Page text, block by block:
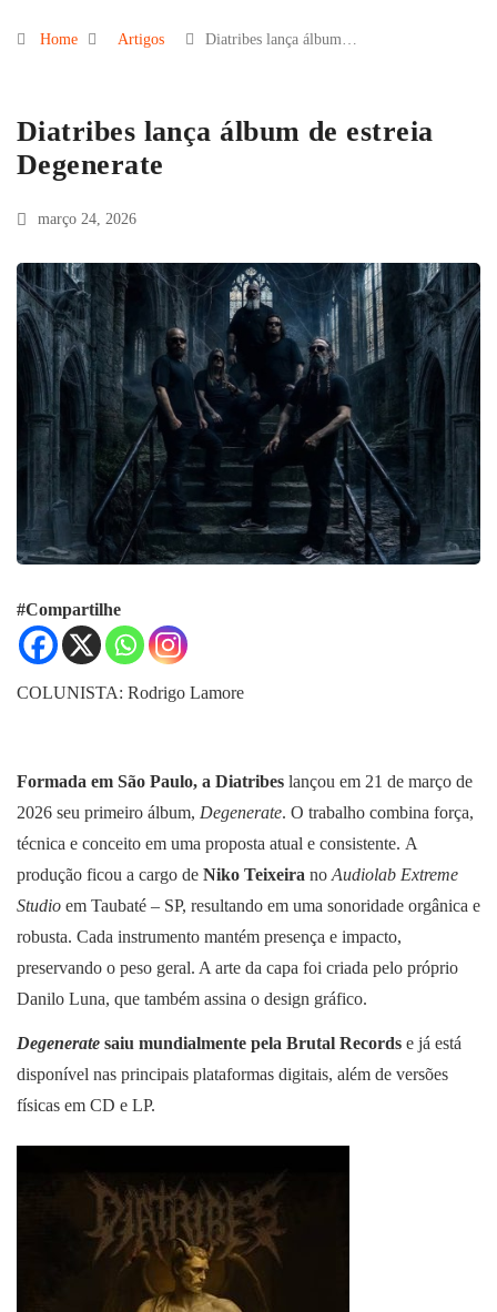
Home Artigos Diatribes lança álbum…
Diatribes lança álbum de estreia
Degenerate
março 24, 2026
#Compartilhe
COLUNISTA: Rodrigo Lamore
Formada em São Paulo, a Diatribes lançou em 21 de março de
2026 seu primeiro álbum, Degenerate. O trabalho combina força,
técnica e conceito em uma proposta atual e consistente. A
produção ficou a cargo de Niko Teixeira no Audiolab Extreme
Studio em Taubaté – SP, resultando em uma sonoridade orgânica e
robusta. Cada instrumento mantém presença e impacto,
preservando o peso geral. A arte da capa foi criada pelo próprio
Danilo Luna, que também assina o design gráfico.
Degenerate saiu mundialmente pela Brutal Records e já está
disponível nas principais plataformas digitais, além de versões
físicas em CD e LP.